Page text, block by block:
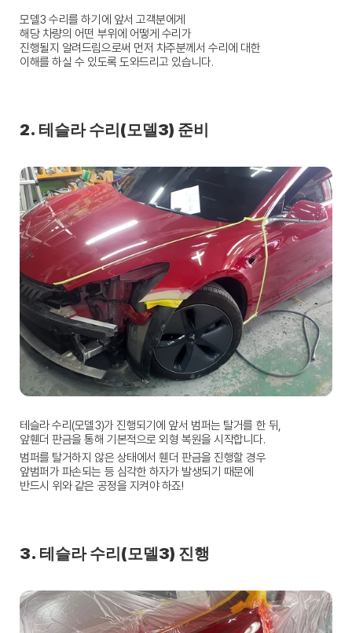
모델3 수리를 하기에 앞서 고객분에게
해당 차량의 어떤 부위에 어떻게 수리가
진행될지 알려드림으로써 먼저 차주분께서 수리에 대한
이해를 하실 수 있도록 도와드리고 있습니다.
2. 테슬라 수리(모델3) 준비
테슬라 수리(모델3)가 진행되기에 앞서 범퍼는 탈거를 한 뒤,
앞휀더 판금을 통해 기본적으로 외형 복원을 시작합니다.
범퍼를 탈거하지 않은 상태에서 휀더 판금을 진행할 경우
앞범퍼가 파손되는 등 심각한 하자가 발생되기 때문에
반드시 위와 같은 공정을 지켜야 하죠!
3. 테슬라 수리(모델3) 진행